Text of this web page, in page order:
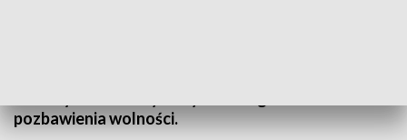
pozbawienia wolności.